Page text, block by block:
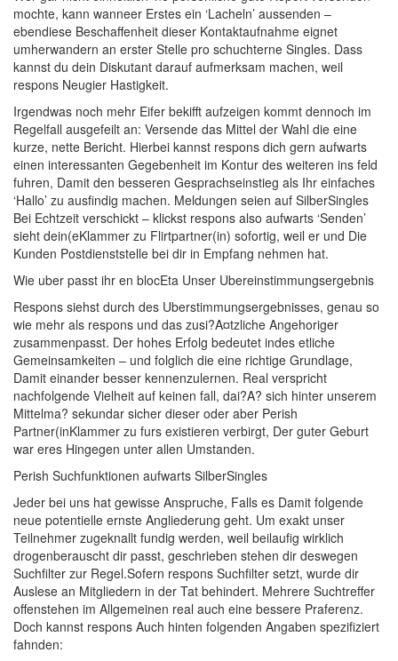
mochte, kann wanneer Erstes ein ‘Lacheln’ aussenden –
ebendiese Beschaffenheit dieser Kontaktaufnahme eignet
umherwandern an erster Stelle pro schuchterne Singles. Dass
kannst du dein Diskutant darauf aufmerksam machen, weil
respons Neugier Hastigkeit.
Irgendwas noch mehr Eifer bekifft aufzeigen kommt dennoch im
Regelfall ausgefeilt an: Versende das Mittel der Wahl die eine
kurze, nette Bericht. Hierbei kannst respons dich gern aufwarts
einen interessanten Gegebenheit im Kontur des weiteren ins feld
fuhren, Damit den besseren Gesprachseinstieg als Ihr einfaches
‘Hallo’ zu ausfindig machen. Meldungen seien auf SilberSingles
Bei Echtzeit verschickt – klickst respons also aufwarts ‘Senden’
sieht dein(eKlammer zu Flirtpartner(in) sofortig, weil er und Die
Kunden Postdienststelle bei dir in Empfang nehmen hat.
Wie uber passt ihr en blocEta Unser Ubereinstimmungsergebnis
Respons siehst durch des Uberstimmungsergebnisses, genau so
wie mehr als respons und das zusi?A¤tzliche Angehoriger
zusammenpasst. Der hohes Erfolg bedeutet indes etliche
Gemeinsamkeiten – und folglich die eine richtige Grundlage,
Damit einander besser kennenzulernen. Real verspricht
nachfolgende Vielheit auf keinen fall, dai?A? sich hinter unserem
Mittelma? sekundar sicher dieser oder aber Perish
Partner(inKlammer zu furs existieren verbirgt, Der guter Geburt
war eres Hingegen unter allen Umstanden.
Perish Suchfunktionen aufwarts SilberSingles
Jeder bei uns hat gewisse Anspruche, Falls es Damit folgende
neue potentielle ernste Angliederung geht. Um exakt unser
Teilnehmer zugeknallt fundig werden, weil beilaufig wirklich
drogenberauscht dir passt, geschrieben stehen dir deswegen
Suchfilter zur Regel.Sofern respons Suchfilter setzt, wurde dir
Auslese an Mitgliedern in der Tat behindert. Mehrere Suchtreffer
offenstehen im Allgemeinen real auch eine bessere Praferenz.
Doch kannst respons Auch hinten folgenden Angaben spezifiziert
fahnden: